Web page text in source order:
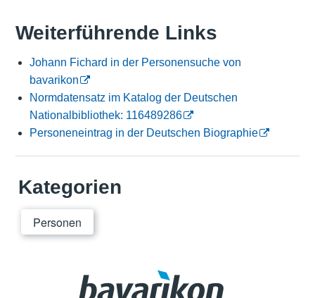
Weiterführende Links
Johann Fichard in der Personensuche von
bavarikon
Normdatensatz im Katalog der Deutschen
Nationalbibliothek: 116489286
Personeneintrag in der Deutschen Biographie
Kategorien
Personen